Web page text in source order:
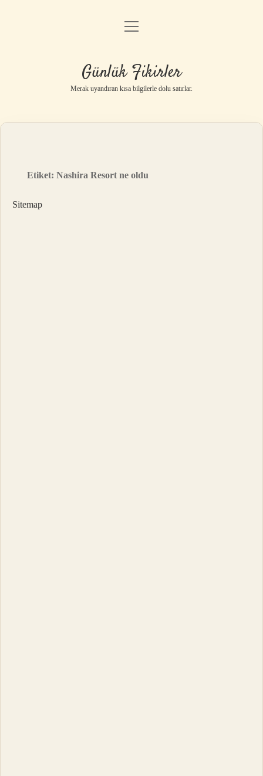
Anasayfa
Yasal Uyarı
menüyü
Günlük Fikirler
Merak uyandıran kısa bilgilerle dolu satırlar.
Etiket:Nashira Resort ne oldu
Sitemap